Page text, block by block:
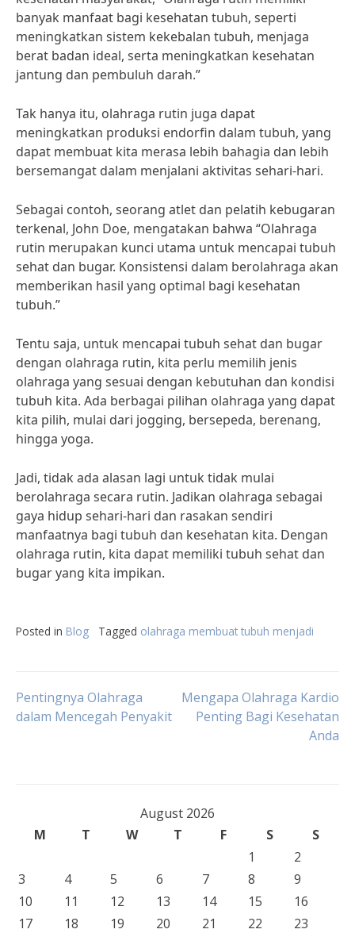
banyak manfaat bagi kesehatan tubuh, seperti
meningkatkan sistem kekebalan tubuh, menjaga
berat badan ideal, serta meningkatkan kesehatan
jantung dan pembuluh darah.”
Tak hanya itu, olahraga rutin juga dapat
meningkatkan produksi endorfin dalam tubuh, yang
dapat membuat kita merasa lebih bahagia dan lebih
bersemangat dalam menjalani aktivitas sehari-hari.
Sebagai contoh, seorang atlet dan pelatih kebugaran
terkenal, John Doe, mengatakan bahwa “Olahraga
rutin merupakan kunci utama untuk mencapai tubuh
sehat dan bugar. Konsistensi dalam berolahraga akan
memberikan hasil yang optimal bagi kesehatan
tubuh.”
Tentu saja, untuk mencapai tubuh sehat dan bugar
dengan olahraga rutin, kita perlu memilih jenis
olahraga yang sesuai dengan kebutuhan dan kondisi
tubuh kita. Ada berbagai pilihan olahraga yang dapat
kita pilih, mulai dari jogging, bersepeda, berenang,
hingga yoga.
Jadi, tidak ada alasan lagi untuk tidak mulai
berolahraga secara rutin. Jadikan olahraga sebagai
gaya hidup sehari-hari dan rasakan sendiri
manfaatnya bagi tubuh dan kesehatan kita. Dengan
olahraga rutin, kita dapat memiliki tubuh sehat dan
bugar yang kita impikan.
Posted in Blog Tagged olahraga membuat tubuh menjadi
Post
Pentingnya Olahraga
dalam Mencegah Penyakit
Mengapa Olahraga Kardio
Penting Bagi Kesehatan
Anda
August 2026
M
T W T F S
S
1
2
3
4 5 6 7 8
9
10
11 12 13 14 15
16
17
18 19 20 21 22
23